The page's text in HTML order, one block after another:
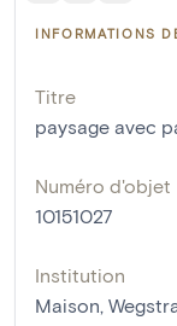
INFORMATIONS
Titre
paysage avec
Numéro d'objet
10151027
Institution
Maison,